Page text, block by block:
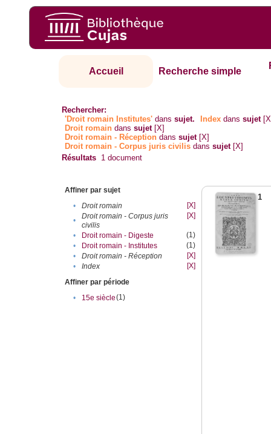
Accueil Recherche simple
Rechercher:
'Droit romain Institutes' danssujet. Index danssujet
Droit romain danssujet [X]
Droit romain - Réception danssujet [X]
Droit romain - Corpus juris civilis danssujet [X]
Résultats 1 document
Affiner par sujet
•
Droit romain
[X]
•
Droit romain - Corpus juris
civilis
[X]
• Droit romain - Digeste
(1)
•
Droit romain - Institutes
(1)
•
Droit romain - Réception
[X]
•
Index
[X]
Affiner par période
•
15e siècle(1)
1